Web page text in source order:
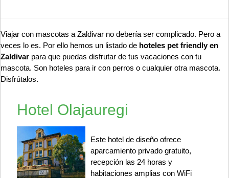
Viajar con mascotas a Zaldivar no debería ser complicado. Pero a
veces lo es. Por ello hemos un listado de hoteles pet friendly en
Zaldivar para que puedas disfrutar de tus vacaciones con tu
mascota. Son hoteles para ir con perros o cualquier otra mascota.
Disfrútalos.
Hotel Olajauregi
Este hotel de diseño ofrece
aparcamiento privado gratuito,
recepción las 24 horas y
habitaciones amplias con WiFi